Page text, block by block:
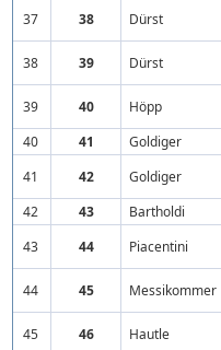
37
38 Dürst
38 39 Dürst
39 40 Höpp
40
41 Goldiger
41
42 Goldiger
42
43 Bartholdi
43
44 Piacentini
44 45 Messikommer
45 46 Hautle